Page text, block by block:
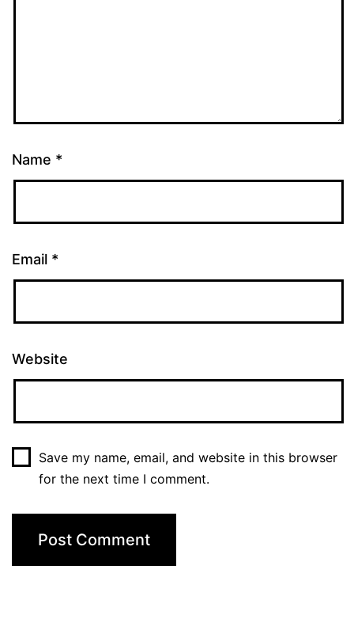
Name *
Email *
Website
Save my name, email, and website in this browser
for the next time I comment.